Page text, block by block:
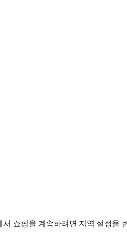
쇼핑을 계속하려면 지역 설정을